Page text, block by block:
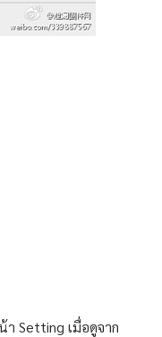
Setting เมื่อดูจาก